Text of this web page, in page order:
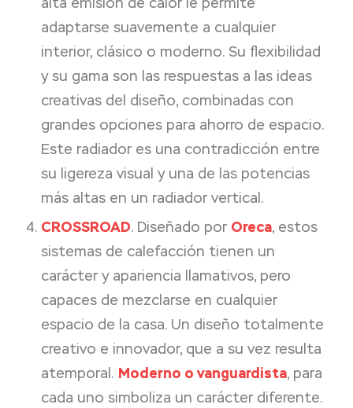
adaptarse suavemente a cualquier
interior, clásico o moderno. Su flexibilidad
y su gama son las respuestas a las ideas
creativas del diseño, combinadas con
grandes opciones para ahorro de espacio.
Este radiador es una contradicción entre
su ligereza visual y una de las potencias
más altas en un radiador vertical.
CROSSROAD. Diseñado por Oreca, estos
sistemas de calefacción tienen un
carácter y apariencia llamativos, pero
capaces de mezclarse en cualquier
espacio de la casa. Un diseño totalmente
creativo e innovador, que a su vez resulta
atemporal. Moderno o vanguardista, para
cada uno simboliza un carácter diferente.